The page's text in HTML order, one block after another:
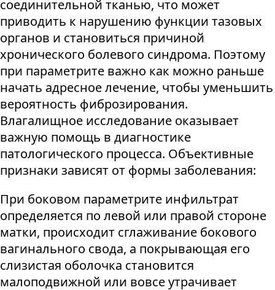
соединительной тканью, что может
приводить к нарушению функции тазовых
органов и становиться причиной
хронического болевого синдрома. Поэтому
при параметрите важно как можно раньше
начать адресное лечение, чтобы уменьшить
вероятность фиброзирования.
Влагалищное исследование оказывает
важную помощь в диагностике
патологического процесса. Объективные
признаки зависят от формы заболевания:
При боковом параметрите инфильтрат
определяется по левой или правой стороне
матки, происходит сглаживание бокового
вагинального свода, а покрывающая его
слизистая оболочка становится
малоподвижной или вовсе утрачивает